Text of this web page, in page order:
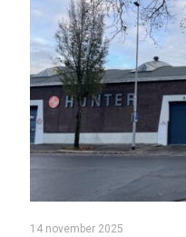
14 november 2025